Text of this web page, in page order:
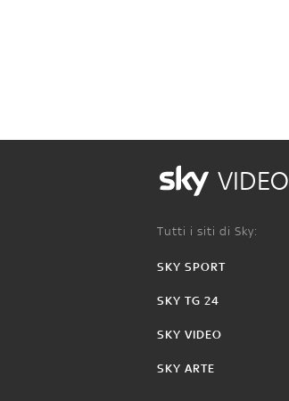
VIDEO
Tutti i siti di Sky:
SKY SPORT
SKY TG 24
SKY VIDEO
SKY ARTE